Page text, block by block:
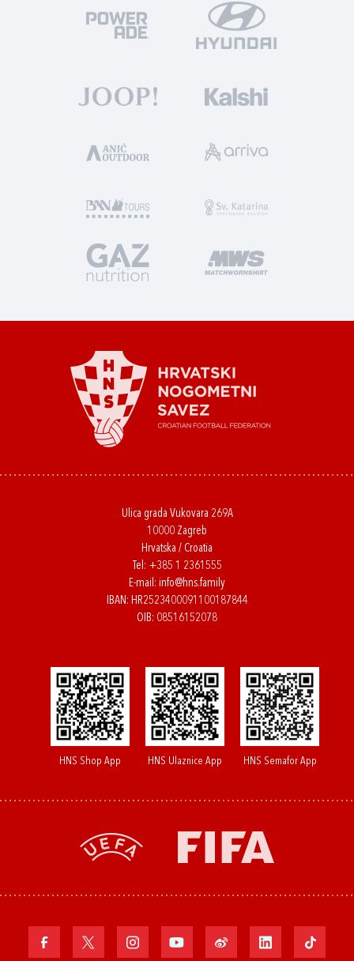
Ulica grada Vukovara 269A
10000 Zagreb
Hrvatska / Croatia
Tel: +385 1 2361555
E-mail: info@hns.family
IBAN: HR2523400091100187844
OIB: 08516152078
HNS Shop App HNS Ulaznice App HNS Semafor App